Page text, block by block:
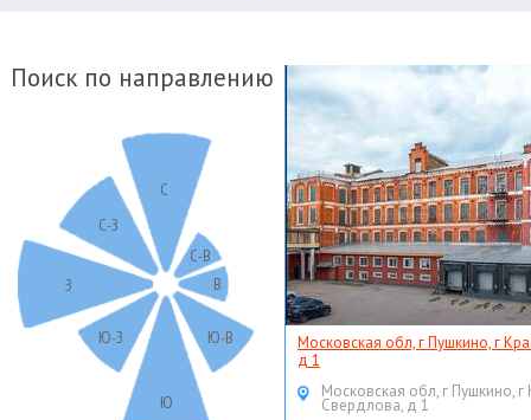
Поиск по направлению
С
С-В
В
Ю-В
Ю
Ю-З
З
С-З
Московская обл, г Пушкино, г
д 1
Московская обл, г Пушкино, г
Свердлова, д 1